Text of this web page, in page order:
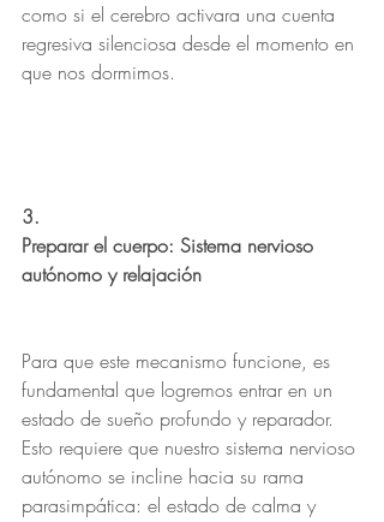
como si el cerebro activara una cuenta
regresiva silenciosa desde el momento en
que nos dormimos.
3.
Preparar el cuerpo: Sistema nervioso
autónomo y relajación
Para que este mecanismo funcione, es
fundamental que logremos entrar en un
estado de sueño profundo y reparador.
Esto requiere que nuestro sistema nervioso
autónomo se incline hacia su rama
parasimpática: el estado de calma y